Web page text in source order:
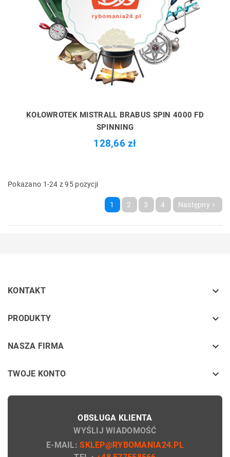
KOŁOWROTEK MISTRALL BRABUS SPIN 4000 FD
SPINNING
128,66 zł
Pokazano 1-24 z 95 pozycji
1 2 3 4 Następny 
KONTAKT 
PRODUKTY keyboard_arrow_down
NASZA FIRMA keyboard_arrow_down
TWOJE KONTO 
OBSŁUGA KLIENTA
WYŚLIJ WIADOMOŚĆ
E-MAIL:SKLEP@RYBOMANIA24.PL